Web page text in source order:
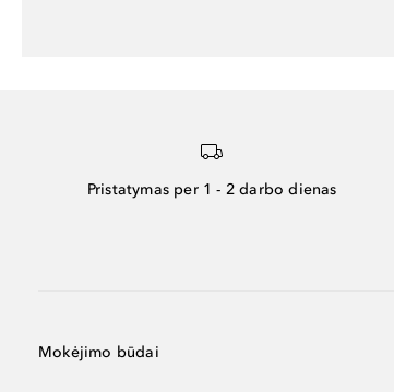
Pristatymas per 1 - 2 darbo dienas
Mokėjimo būdai